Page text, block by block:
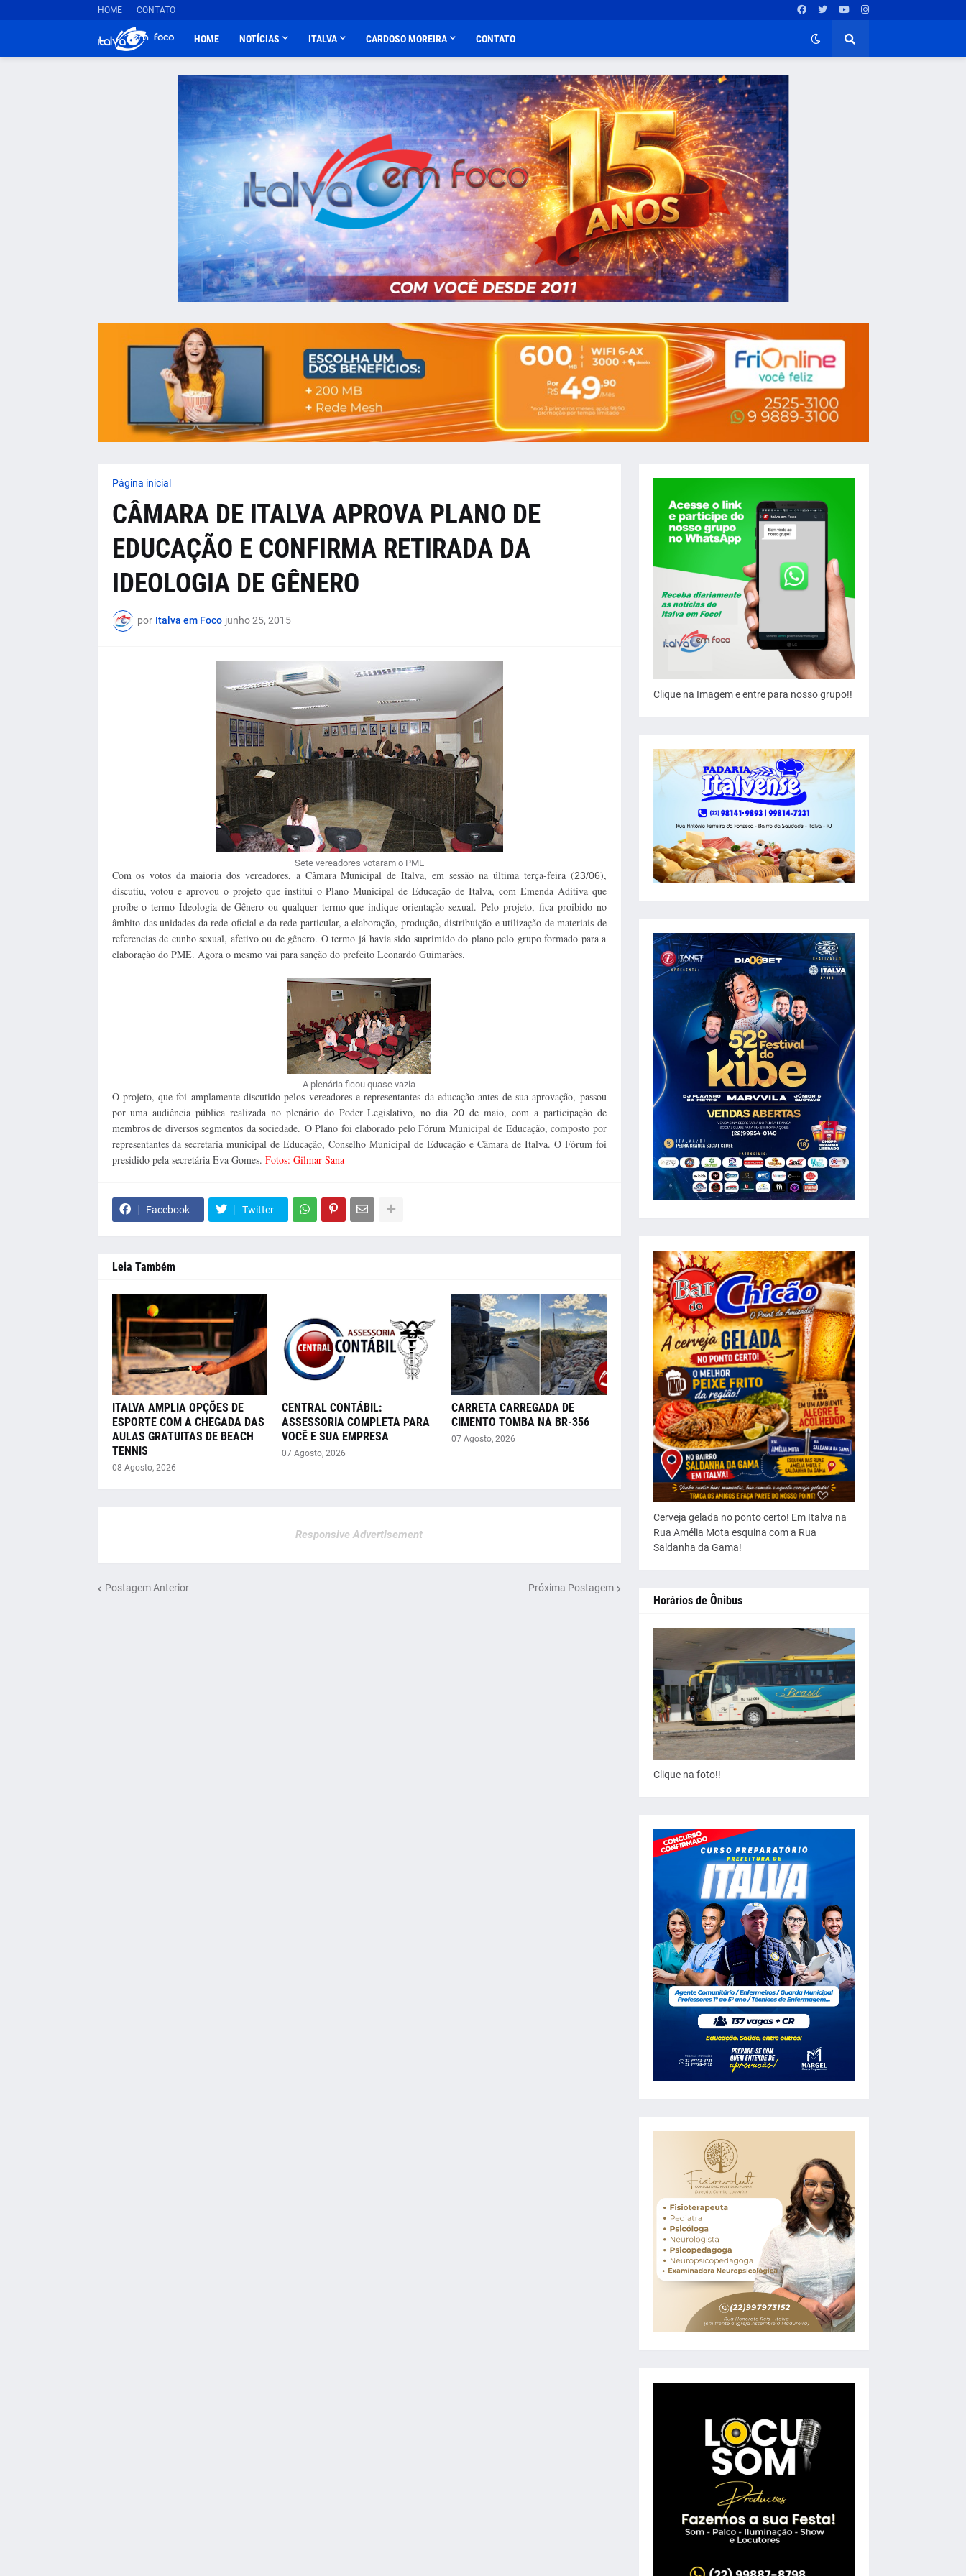
HOME CONTATO
HOME NOTÍCIAS ITALVA CARDOSO MOREIRA CONTATO
Página inicial
CÂMARA DE ITALVA APROVA PLANO DE
EDUCAÇÃO E CONFIRMA RETIRADA DA
IDEOLOGIA DE GÊNERO
por Italva em Foco junho 25, 2015
Sete vereadores votaram o PME
Com os votos da maioria dos vereadores, a Câmara Municipal de Italva, em sessão na última terça-feira (23/06),
discutiu, votou e aprovou o projeto que institui o Plano Municipal de Educação de Italva, com Emenda Aditiva que
proíbe o termo Ideologia de Gênero ou qualquer termo que indique orientação sexual.Pelo projeto, fica proibido no
âmbito das unidades da rede oficial e da rede particular, a elaboração, produção, distribuição e utilização de materiais de
referencias de cunho sexual, afetivo ou de gênero. O termo já havia sido suprimido do plano pelo grupo formado para a
elaboração do PME. Agora o mesmo vai para sanção do prefeito Leonardo Guimarães.
A plenária ficou quase vazia
O projeto, que foi amplamente discutido pelos vereadores e representantes da educação antes de sua aprovação, passou
por uma audiência pública realizada no plenário do Poder Legislativo, no dia20 de maio, com a participação de
membros de diversos segmentos da sociedade. O Plano foi elaborado pelo Fórum Municipal de Educação, composto por
representantes da secretaria municipal de Educação, Conselho Municipal de Educação e Câmara de Italva. O Fórum foi
presidido pela secretária Eva Gomes. Fotos: Gilmar Sana
Facebook Twitter
Leia Também
ITALVA AMPLIA OPÇÕES DE
ESPORTE COM A CHEGADA DAS
AULAS GRATUITAS DE BEACH
TENNIS
08 Agosto, 2026
CENTRAL CONTÁBIL:
ASSESSORIA COMPLETA PARA
VOCÊ E SUA EMPRESA
07 Agosto, 2026
CARRETA CARREGADA DE
CIMENTO TOMBA NA BR-356
07 Agosto, 2026
Responsive Advertisement
Postagem Anterior Próxima Postagem
Clique na Imagem e entre para nosso grupo!!
Cerveja gelada no ponto certo! Em Italva na
Rua Amélia Mota esquina com a Rua
Saldanha da Gama!
Horários de Ônibus
Clique na foto!!